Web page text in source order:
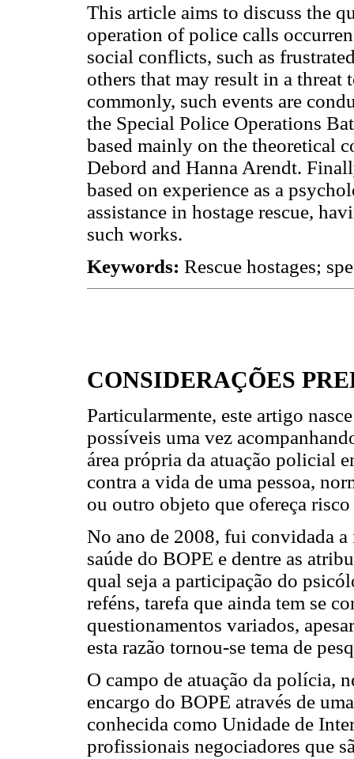
This article aims to discuss the
operation of police calls
social conflicts, such as
others that may result in a threat
commonly, such events are
the Special Police Operations
based mainly on the theoretical
Debord and Hanna Arendt.
based on experience as a
assistance in hostage rescue,
such works.
Keywords: Rescue hostages;
CONSIDERAÇÕES
Particularmente, este artigo
possíveis uma vez
área própria da atuação policial
contra a vida de uma pessoa,
ou outro objeto que ofereça
No ano de 2008, fui convidada
saúde do BOPE e dentre as
qual seja a participação do
reféns, tarefa que ainda tem se
questionamentos variados,
esta razão tornou-se tema de
O campo de atuação da polícia,
encargo do BOPE através de
conhecida como Unidade de
profissionais negociadores que